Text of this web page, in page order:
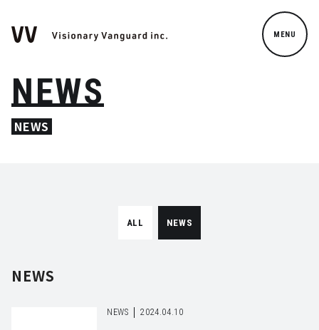
MENU
NEWS
NEWS
ALL NEWS
NEWS
NEWS 2024.04.10